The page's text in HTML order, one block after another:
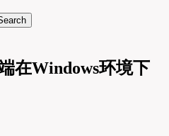
在Windows环境下